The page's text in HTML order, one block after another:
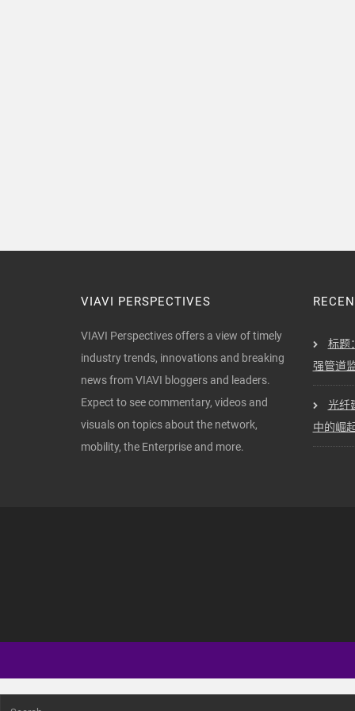
VIAVI PERSPECTIVES
VIAVI Perspectives offers a view of timely
industry trends, innovations and breaking
news from VIAVI bloggers and leaders.
Expect to see commentary, videos and
visuals on topics about the network,
mobility, the Enterprise and more.
标题
强管道
光纤
中的崛